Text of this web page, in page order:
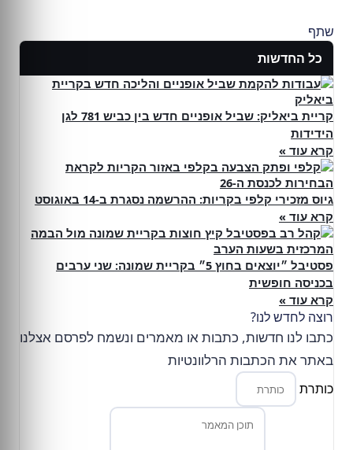
שתף
כל החדשות
קריית ביאליק: שביל אופניים חדש בין כביש 781 לגן
הידידות
קרא עוד »
גיוס מזכירי קלפי בקריות: ההרשמה נסגרת ב-14 באוגוסט
קרא עוד »
פסטיבל ״יוצאים בחוץ 5״ בקריית שמונה: שני ערבים
בכניסה חופשית
קרא עוד »
רוצה לחדש לנו?
כתבו לנו חדשות, כתבות או מאמרים ונשמח לפרסם אצלנו
באתר את הכתבות הרלוונטיות
כותרת